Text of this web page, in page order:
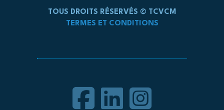
TOUS DROITS RÉSERVÉS © TCVCM
TERMES ET CONDITIONS